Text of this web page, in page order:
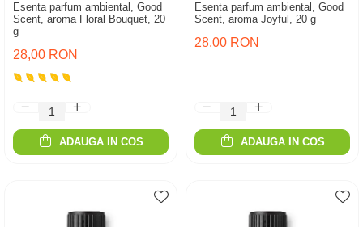
Esenta parfum ambiental, Good
Scent, aroma Floral Bouquet, 20
g
28,00 RON
ADAUGA IN COS
Esenta parfum ambiental, Good
Scent, aroma Joyful, 20 g
28,00 RON
ADAUGA IN COS